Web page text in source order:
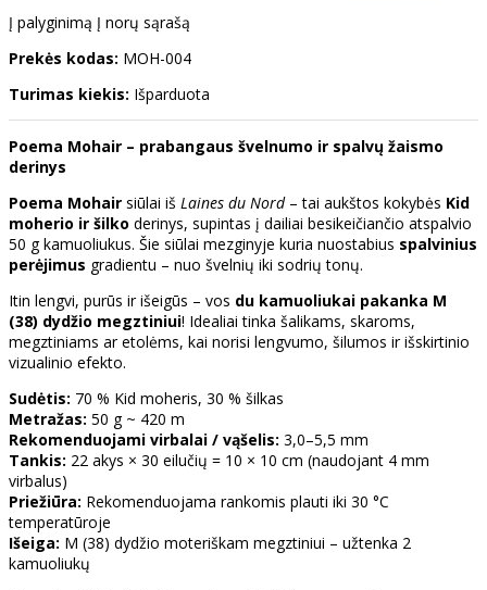
Į palyginimą Į norų sąrašą
Prekės kodas: MOH-004
Turimas kiekis: Išparduota
Poema Mohair – prabangaus švelnumo ir spalvų žaismo
derinys
Poema Mohair siūlai iš Laines du Nord– tai aukštos kokybės Kid
moherio ir šilko derinys, supintas į dailiai besikeičiančio atspalvio
50 g kamuoliukus. Šie siūlai mezginyje kuria nuostabius spalvinius
perėjimus gradientu – nuo švelnių iki sodrių tonų.
Itin lengvi, purūs ir išeigūs – vos du kamuoliukai pakanka M
(38) dydžio megztiniui! Idealiai tinka šalikams, skaroms,
megztiniams ar etolėms, kai norisi lengvumo, šilumos ir išskirtinio
vizualinio efekto.
Sudėtis: 70 % Kid moheris, 30 % šilkas
Metražas: 50 g ~ 420 m
Rekomenduojami virbalai / vąšelis: 3,0–5,5 mm
Tankis: 22 akys × 30 eilučių = 10 × 10 cm (naudojant 4 mm
virbalus)
Priežiūra: Rekomenduojama rankomis plauti iki 30 °C
temperatūroje
Išeiga: M (38) dydžio moteriškam megztiniui – užtenka 2
kamuoliukų